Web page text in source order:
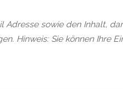
sowie den Inhalt,
Hinweis: Sie können Ihre